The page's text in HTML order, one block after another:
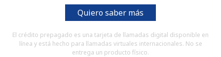
Quiero saber más
El crédito prepagado es una tarjeta de llamadas digital disponible en
línea y está hecho para llamadas virtuales internacionales. No se
entrega un producto físico.